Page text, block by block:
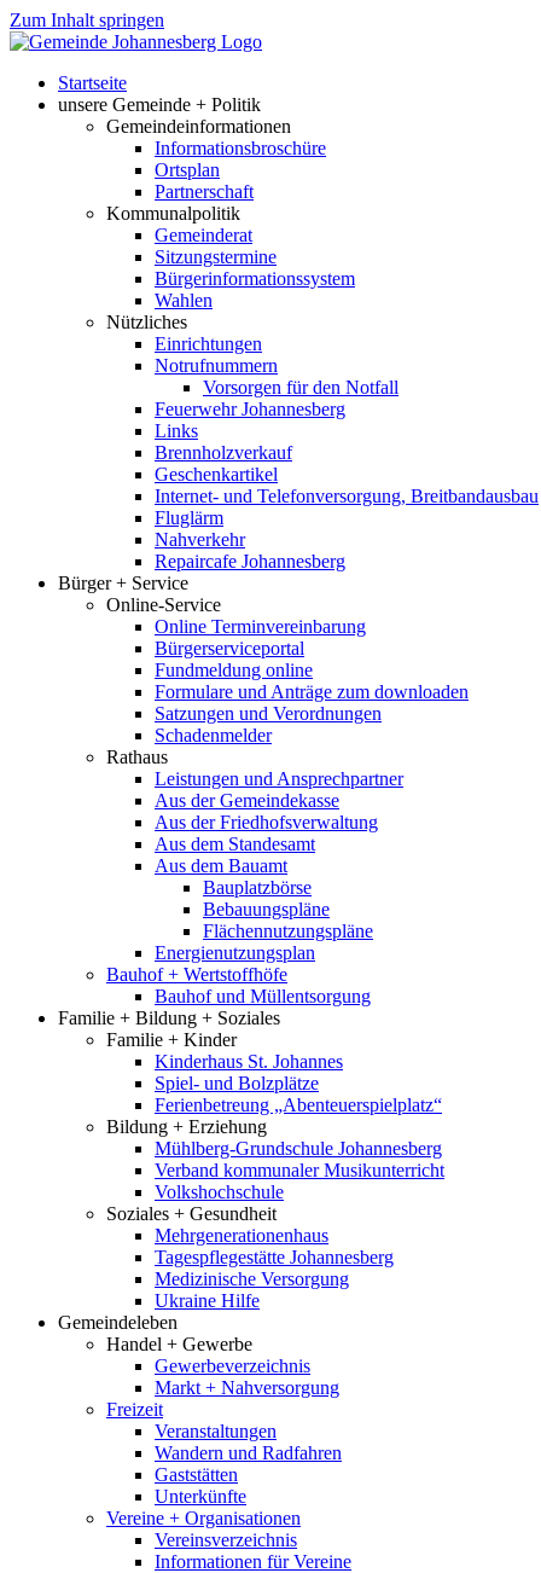
Zum Inhalt springen
Startseite
unsere Gemeinde + Politik
Gemeindeinformationen
Informationsbroschüre
Ortsplan
Partnerschaft
Kommunalpolitik
Gemeinderat
Sitzungstermine
Bürgerinformationssystem
Wahlen
Nützliches
Einrichtungen
Notrufnummern
Vorsorgen für den Notfall
Feuerwehr Johannesberg
Links
Brennholzverkauf
Geschenkartikel
Internet- und Telefonversorgung, Breitbandausbau
Fluglärm
Nahverkehr
Repaircafe Johannesberg
Bürger + Service
Online-Service
Online Terminvereinbarung
Bürgerserviceportal
Fundmeldung online
Formulare und Anträge zum downloaden
Satzungen und Verordnungen
Schadenmelder
Rathaus
Leistungen und Ansprechpartner
Aus der Gemeindekasse
Aus der Friedhofsverwaltung
Aus dem Standesamt
Aus dem Bauamt
Bauplatzbörse
Bebauungspläne
Flächennutzungspläne
Energienutzungsplan
Bauhof + Wertstoffhöfe
Bauhof und Müllentsorgung
Familie + Bildung + Soziales
Familie + Kinder
Kinderhaus St. Johannes
Spiel- und Bolzplätze
Ferienbetreung „Abenteuerspielplatz“
Bildung + Erziehung
Mühlberg-Grundschule Johannesberg
Verband kommunaler Musikunterricht
Volkshochschule
Soziales + Gesundheit
Mehrgenerationenhaus
Tagespflegestätte Johannesberg
Medizinische Versorgung
Ukraine Hilfe
Gemeindeleben
Handel + Gewerbe
Gewerbeverzeichnis
Markt + Nahversorgung
Freizeit
Veranstaltungen
Wandern und Radfahren
Gaststätten
Unterkünfte
Vereine + Organisationen
Vereinsverzeichnis
Informationen für Vereine